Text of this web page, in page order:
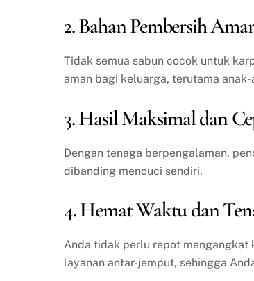
2. Bahan Pembersih
Tidak semua sabun cocok untuk
aman bagi keluarga, terutama
3. Hasil Maksimal dan
Dengan tenaga berpengalaman,
dibanding mencuci sendiri.
4. Hemat Waktu dan
Anda tidak perlu repot mengangkat
layanan antar-jemput, sehingga